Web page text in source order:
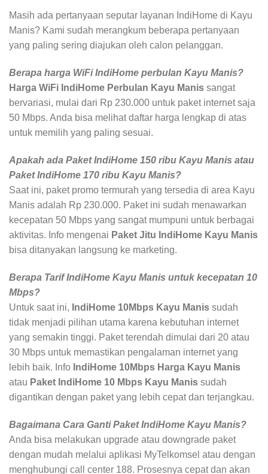
Masih ada pertanyaan seputar layanan IndiHome di Kayu
Manis? Kami sudah merangkum beberapa pertanyaan
yang paling sering diajukan oleh calon pelanggan.
Berapa harga WiFi IndiHome perbulan Kayu Manis?
Harga WiFi IndiHome Perbulan Kayu Manis sangat
bervariasi, mulai dari Rp 230.000 untuk paket internet saja
50 Mbps. Anda bisa melihat daftar harga lengkap di atas
untuk memilih yang paling sesuai.
Apakah ada Paket IndiHome 150 ribu Kayu Manis atau
Paket IndiHome 170 ribu Kayu Manis?
Saat ini, paket promo termurah yang tersedia di area Kayu
Manis adalah Rp 230.000. Paket ini sudah menawarkan
kecepatan 50 Mbps yang sangat mumpuni untuk berbagai
aktivitas. Info mengenai Paket Jitu IndiHome Kayu Manis
bisa ditanyakan langsung ke marketing.
Berapa Tarif IndiHome Kayu Manis untuk kecepatan 10
Mbps?
Untuk saat ini, IndiHome 10Mbps Kayu Manis sudah
tidak menjadi pilihan utama karena kebutuhan internet
yang semakin tinggi. Paket terendah dimulai dari 20 atau
30 Mbps untuk memastikan pengalaman internet yang
lebih baik. Info IndiHome 10Mbps Harga Kayu Manis
atau Paket IndiHome 10 Mbps Kayu Manis sudah
digantikan dengan paket yang lebih cepat dan terjangkau.
Bagaimana Cara Ganti Paket IndiHome Kayu Manis?
Anda bisa melakukan upgrade atau downgrade paket
dengan mudah melalui aplikasi MyTelkomsel atau dengan
menghubungi call center 188. Prosesnya cepat dan akan